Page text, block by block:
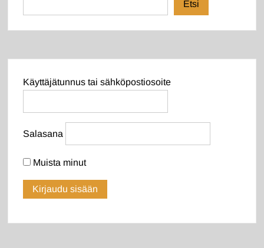
Etsi
Käyttäjätunnus tai sähköpostiosoite
Salasana
Muista minut